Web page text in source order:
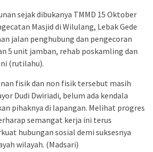
sejak dibukanya TMMD 15 Oktober
Masjid di Wilulang, Lebak Gede
jalan penghubung dan pengecoran
5 unit jamban, rehab poskamling dan
(rutilahu).
fisik dan non fisik tersebut masih
Dudi Dwiriadi, belum ada kendala
pihaknya di lapangan. Melihat progres
semangat kerja ini terus
hubungan sosial demi suksesnya
wilayah. (Madsari)